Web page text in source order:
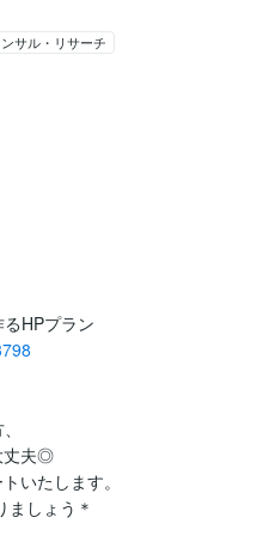
ンサル・リサーチ
丈夫◎
いたします。
ましょう＊